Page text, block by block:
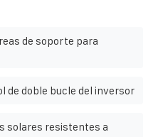
de soporte para
de doble bucle del inversor
solares resistentes a